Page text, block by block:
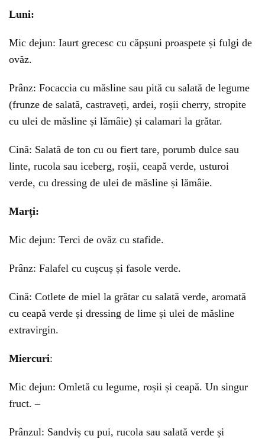
Luni:
Mic dejun: Iaurt grecesc cu căpșuni proaspete și fulgi de
ovăz.
Prânz: Focaccia cu măsline sau pită cu salată de legume
(frunze de salată, castraveți, ardei, roșii cherry, stropite
cu ulei de măsline și lămâie) și calamari la grătar.
Cină: Salată de ton cu ou fiert tare, porumb dulce sau
linte, rucola sau iceberg, roșii, ceapă verde, usturoi
verde, cu dressing de ulei de măsline și lămâie.
Marți:
Mic dejun: Terci de ovăz cu stafide.
Prânz: Falafel cu cușcuș și fasole verde.
Cină: Cotlete de miel la grătar cu salată verde, aromată
cu ceapă verde și dressing de lime și ulei de măsline
extravirgin.
Miercuri:
Mic dejun: Omletă cu legume, roșii și ceapă. Un singur
fruct. –
Prânzul: Sandviș cu pui, rucola sau salată verde și